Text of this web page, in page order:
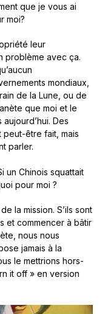
que je vous ai
moi?
leur
problème avec ça.
mondiaux,
de la Lune, ou de
que moi et le
Des
peut-être fait, mais
parler.
un Chinois squattait
pour moi ?
la mission. S’ils sont
et commencer à bâtir
nous nous
jamais à la
le mettrions hors-
it off » en version